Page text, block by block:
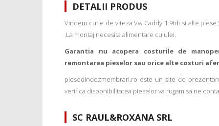
DETALII PRODUS
Vindem cutie de viteza Vw Caddy 1.9tdi si alte
.La montaj necesita alimentare cu ulei.
Garantia nu acopera costurile de
remontarea pieselor sau orice alte costuri
piesedindezmembrari.ro este un site de
verifica disponibilitatea pieselor va rugam sa ne
SC RAUL&ROXANA SRL